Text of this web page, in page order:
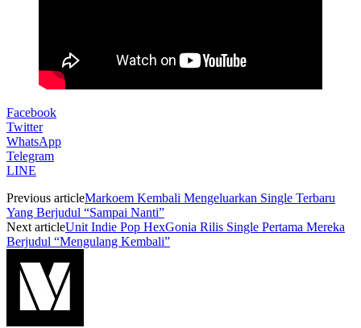
Facebook
Twitter
WhatsApp
Telegram
LINE
Previous articleMarkoem Kembali Mengeluarkan Single Terbaru
Yang Berjudul “Sampai Nanti”
Next articleUnit Indie Pop HexGonia Rilis Single Pertama Mereka
Berjudul “Mengulang Kembali”